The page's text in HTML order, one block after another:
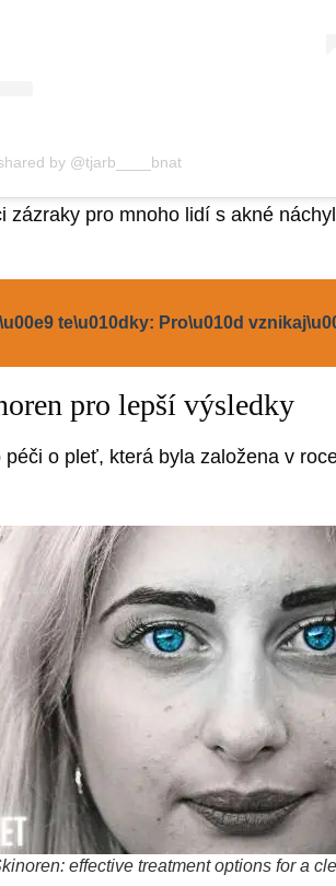
by @tjarb____bnat
zázraky pro mnoho lidí s akné
te\u010dky: Pro\u010d
pro lepší výsledky
o pleť, která byla založena v
effective treatment options for a